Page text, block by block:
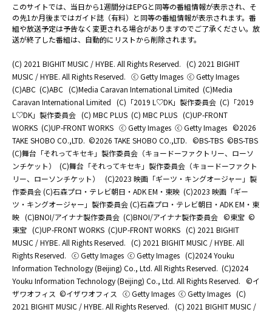
このサイトでは、当日から1週間分はEPGと同等の番組情報が表示され、そ
の先1か月後まではガイド誌（有料）と同等の番組情報が表示されます。番
組や放送予定は予告なく変更される場合がありますのでご了承ください。放
送が終了した番組は、自動的にリストから削除されます。
(C) 2021 BIGHIT MUSIC / HYBE. All Rights Reserved. (C) 2021 BIGHIT
MUSIC / HYBE. All Rights Reserved. ⓒ Getty Images ⓒ Getty Images
(C)ABC (C)ABC (C)Media Caravan International Limited (C)Media
Caravan International Limited (C)「2019 L♡DK」製作委員会 (C)「2019
L♡DK」製作委員会 (C) MBC PLUS (C) MBC PLUS (C)UP-FRONT
WORKS (C)UP-FRONT WORKS ⓒ Getty Images ⓒ Getty Images ©2026
TAKE SHOBO CO.,LTD. ©2026 TAKE SHOBO CO.,LTD. ©BS-TBS ©BS-TBS
(C)舞台「それってキセキ」製作委員会（キョードーファクトリー、ローソ
ンチケット）
(C)舞台「それってキセキ」製作委員会（キョードーファクト
リー、ローソンチケット）
(C)2023 映画「ギーツ・キングオージャー」製
作委員会 (C)石森プロ・テレビ朝日・ADK EM・東映 (C)2023 映画「ギー
ツ・キングオージャー」製作委員会 (C)石森プロ・テレビ朝日・ADK EM・東
映 (C)BNOI/アイナナ製作委員会 (C)BNOI/アイナナ製作委員会 ©東宝 ©
東宝 (C)UP-FRONT WORKS (C)UP-FRONT WORKS (C) 2021 BIGHIT
MUSIC / HYBE. All Rights Reserved. (C) 2021 BIGHIT MUSIC / HYBE. All
Rights Reserved. ⓒ Getty Images ⓒ Getty Images (C)2024 Youku
Information Technology (Beijing) Co., Ltd. All Rights Reserved. (C)2024
Youku Information Technology (Beijing) Co., Ltd. All Rights Reserved. ©イ
ザワオフィス ©イザワオフィス ⓒ Getty Images ⓒ Getty Images (C)
2021 BIGHIT MUSIC / HYBE. All Rights Reserved. (C) 2021 BIGHIT MUSIC /